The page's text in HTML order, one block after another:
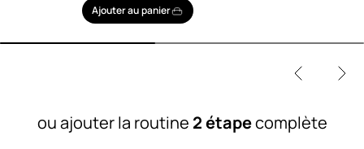
Ajouter au panier
ou ajouter la routine 2 étapecomplète